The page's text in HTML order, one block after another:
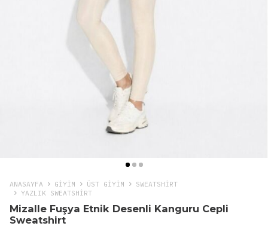
ANASAYFA GIYIM ÜST GİYİM
SWEATSHIRT
YAZLIK SWEATSHIRT
Mizalle Fuşya Etnik Desenli Kanguru Cepli
Sweatshirt